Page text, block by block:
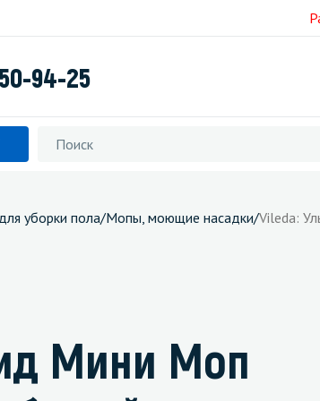
94-25
уборки пола/Мопы, моющие насадки/Vileda:
Мини Моп